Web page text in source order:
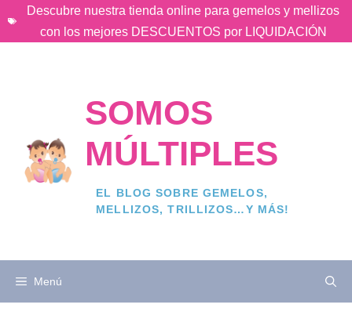
SaltarDescubre nuestra tienda online para gemelos y mellizos
con los mejores DESCUENTOS por LIQUIDACIÓN
SOMOS
MÚLTIPLES
EL BLOG SOBRE GEMELOS,
MELLIZOS, TRILLIZOS…Y MÁS!
Menú